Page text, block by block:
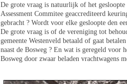
De grote vraag is natuurlijk of het
Assessment Commitee geaccrediteerd
gebracht ? Wordt voor elke gesloopte den
De grote vraag is of de vereniging tot
gemeente Westenveld betaald of gaat
naast de Bosweg ? En wat is geregeld voor
Bosweg door zwaar beladen vrachtwagens